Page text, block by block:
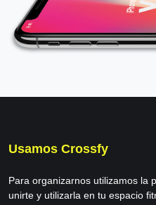
Usamos Crossfy
Para organizarnos utilizamos la
unirte y utilizarla en tu espacio